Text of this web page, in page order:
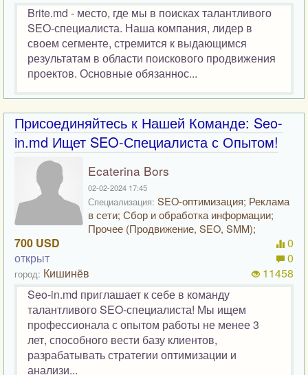
Brite.md - место, где мы в поисках талантливого
SEO-специалиста. Наша компания, лидер в
своем сегменте, стремится к выдающимся
результатам в области поискового продвижения
проектов. Основные обязаннос...
Присоединяйтесь к Нашей Команде: Seo-
in.md Ищет SEO-Специалиста с Опытом!
Ecaterina Bors
02-02-2024 17:45
Специализация: SEO-оптимизация; Реклама
в сети; Сбор и обработка информации;
Прочее (Продвижение, SEO, SMM);
700 USD
открыт
город: Кишинёв
0
0
11458
Seo-in.md приглашает к себе в команду
талантливого SEO-специалиста! Мы ищем
профессионала с опытом работы не менее 3
лет, способного вести базу клиентов,
разрабатывать стратегии оптимизации и
анализи...